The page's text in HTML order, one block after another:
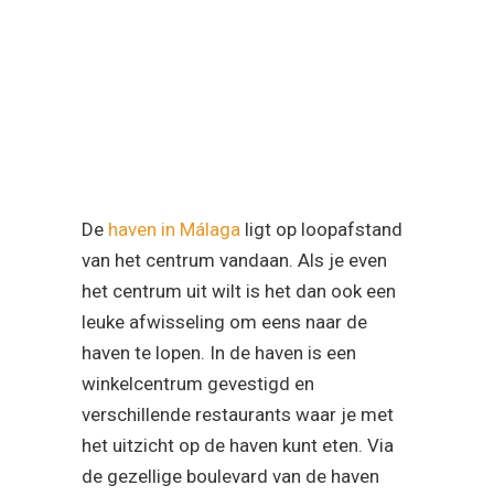
haven te lopen. In de haven is een
winkelcentrum gevestigd en
verschillende restaurants waar je met
het uitzicht op de haven kunt eten. Via
de gezellige boulevard van de haven
loop je zo één van de stranden van
Málaga op.
La Malagueta